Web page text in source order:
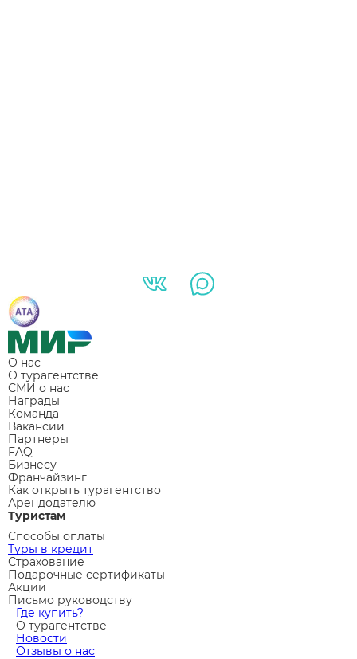
О нас
О турагентстве
СМИ о нас
Награды
Команда
Вакансии
Партнеры
FAQ
Бизнесу
Франчайзинг
Как открыть турагентство
Арендодателю
Туристам
Способы оплаты
Туры в кредит
Страхование
Подарочные сертификаты
Акции
Письмо руководству
Где купить?
О турагентстве
Новости
Отзывы о нас